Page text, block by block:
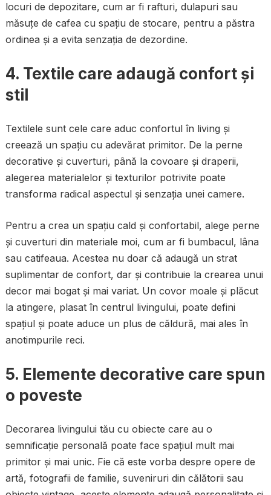
locuri de depozitare, cum ar fi rafturi, dulapuri sau
măsuțe de cafea cu spațiu de stocare, pentru a păstra
ordinea și a evita senzația de dezordine.
4. Textile care adaugă confort și
stil
Textilele sunt cele care aduc confortul în living și
creează un spațiu cu adevărat primitor. De la perne
decorative și cuverturi, până la covoare și draperii,
alegerea materialelor și texturilor potrivite poate
transforma radical aspectul și senzația unei camere.
Pentru a crea un spațiu cald și confortabil, alege perne
și cuverturi din materiale moi, cum ar fi bumbacul, lâna
sau catifeaua. Acestea nu doar că adaugă un strat
suplimentar de confort, dar și contribuie la crearea unui
decor mai bogat și mai variat. Un covor moale și plăcut
la atingere, plasat în centrul livingului, poate defini
spațiul și poate aduce un plus de căldură, mai ales în
anotimpurile reci.
5. Elemente decorative care spun
o poveste
Decorarea livingului tău cu obiecte care au o
semnificație personală poate face spațiul mult mai
primitor și mai unic. Fie că este vorba despre opere de
artă, fotografii de familie, suveniruri din călătorii sau